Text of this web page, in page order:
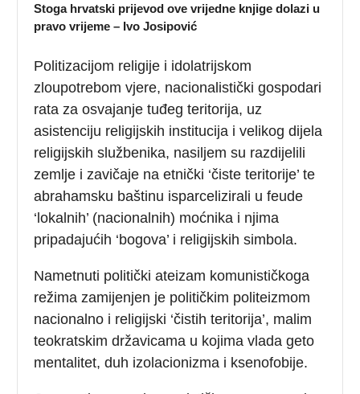
Stoga hrvatski prijevod ove vrijedne knjige dolazi u
pravo vrijeme – Ivo Josipović
Politizacijom religije i idolatrijskom
zloupotrebom vjere, nacionalistički gospodari
rata za osvajanje tuđeg teritorija, uz
asistenciju religijskih institucija i velikog dijela
religijskih službenika, nasiljem su razdijelili
zemlje i zavičaje na etnički ‘čiste teritorije’ te
abrahamsku baštinu isparcelizirali u feude
‘lokalnih’ (nacionalnih) moćnika i njima
pripadajućih ‘bogova’ i religijskih simbola.
Nametnuti politički ateizam komunističkoga
režima zamijenjen je političkim politeizmom
nacionalno i religijski ‘čistih teritorija’, malim
teokratskim državicama u kojima vlada geto
mentalitet, duh izolacionizma i ksenofobije.